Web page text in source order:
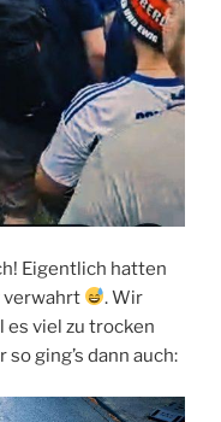
Eigentlich hatten
verwahrt
. Wir
es viel zu trocken
ging’s dann auch: